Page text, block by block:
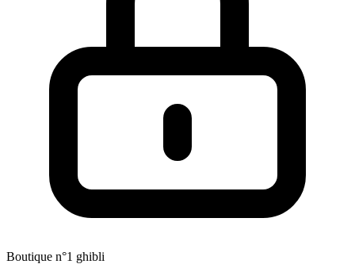
Boutique n°1 ghibli